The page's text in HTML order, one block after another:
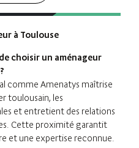
à Toulouse
choisir un aménageur
comme Amenatys maîtrise
toulousain, les
et entretient des relations
Cette proximité garantit
et une expertise reconnue.